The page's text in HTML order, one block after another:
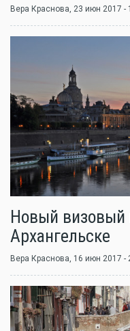
Вера Краснова , 23 июн 2017 -
Новый визовый
Архангельске
Вера Краснова, 16 июн 2017 -